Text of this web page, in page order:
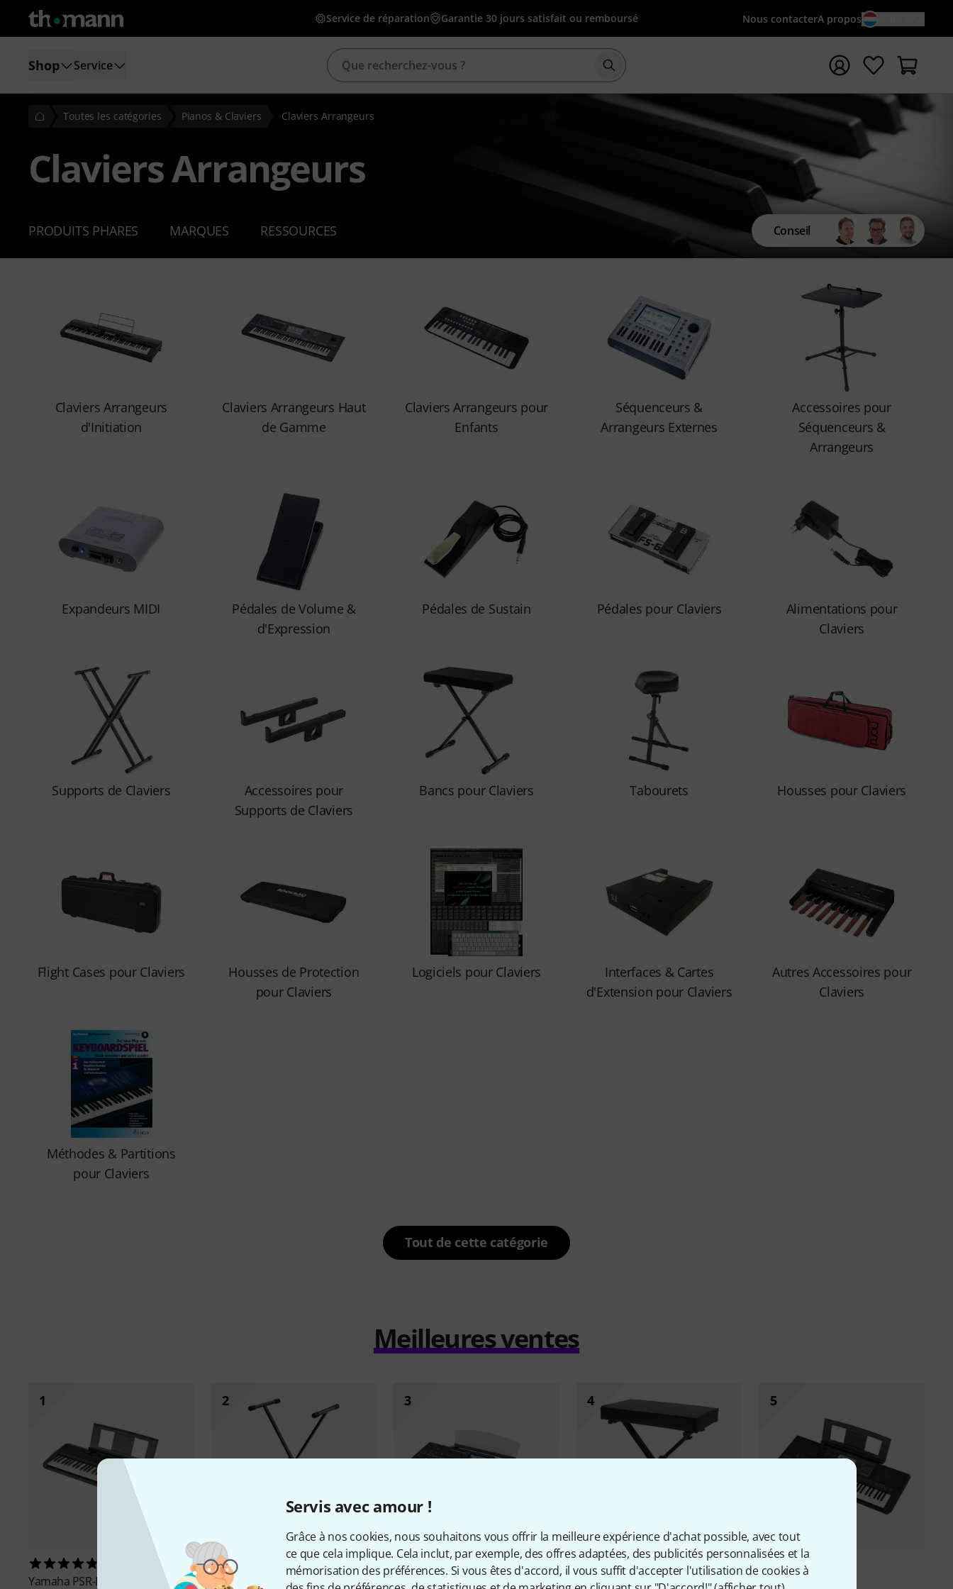
Servis avec amour !
Grâce à nos cookies, nous souhaitons vous offrir la meilleure expérience d'achat possible, avec tout
ce que cela implique. Cela inclut, par exemple, des offres adaptées, des publicités personnalisées et la
mémorisation des préférences. Si vous êtes d'accord, il vous suffit d'accepter l'utilisation de cookies à
Service de réparation Garantie 30 jours satisfait ou remboursé Nous contacterA propos
Shop Service Démarrer la recherche avec le terme de recherche
Toutes les catégories Pianos & Claviers Claviers Arrangeurs
Claviers Arrangeurs
PRODUITS PHARES MARQUES RESSOURCES Conseil
Claviers Arrangeurs
d'Initiation
Claviers Arrangeurs Haut
de Gamme
Claviers Arrangeurs pour
Enfants
Séquenceurs &
Arrangeurs Externes
Accessoires pour
Séquenceurs &
Arrangeurs
Expandeurs MIDI
Pédales de Volume &
d'Expression
Pédales de Sustain Pédales pour Claviers
Alimentations pour
Claviers
Supports de Claviers
Accessoires pour
Supports de Claviers
Bancs pour Claviers Tabourets Housses pour Claviers
Flight Cases pour Claviers
Housses de Protection
pour Claviers
Logiciels pour Claviers
Interfaces & Cartes
d'Extension pour Claviers
Autres Accessoires pour
Claviers
Méthodes & Partitions
pour Claviers
Tout de cette catégorie
Meilleures ventes
1
Yamaha PSR-E383
2
4872
Millenium
KS-1001
3
60
Yamaha Genos 2
4
1888
MilleniumKB-2006 Keyboard
5
Yamaha